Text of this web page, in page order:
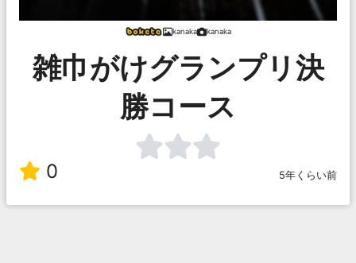
kanaka kanaka
雑巾がけグランプリ決
勝コース
0 5年くらい前